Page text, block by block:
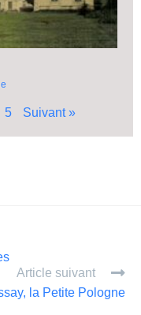
5 Suivant »
Article suivant
la Petite Pologne